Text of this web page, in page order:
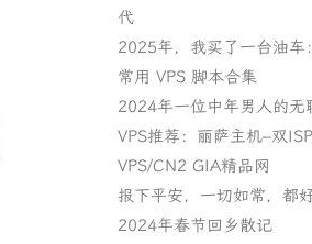
代
2025年，我买了一台油车
常用 VPS 脚本合集
2024年一位中年男人的无
VPS推荐：丽萨主机–双
VPS/CN2 GIA精品网
报下平安，一切如常，都
2024年春节回乡散记